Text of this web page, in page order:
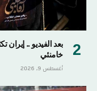
بعد الفيديو ..
خامنئي
أغسطس 9, 2026